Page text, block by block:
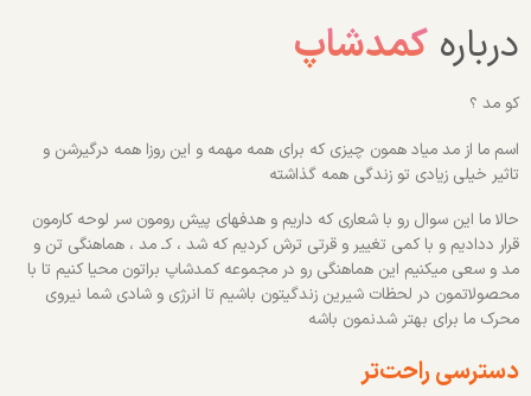
درباره کمدشاپ
کو مد ؟
اسم ما از مد میاد همون چیزی که برای همه مهمه و این روزا همه درگیرشن و
تاثیر خیلی زیادی تو زندگی همه گذاشته
حالا ما این سوال رو با شعاری که داریم و هدفهای پیش رومون سر لوحه کارمون
قرار ددادیم و با کمی تغییر و قرتی ترش کردیم که شد ، کـ مد ، هماهنگی تن و
مد و سعی میکنیم این هماهنگی رو در مجموعه کمدشاپ براتون محیا کنیم تا با
محصولاتمون در لحظات شیرین زندگیتون باشیم تا انرژی و شادی شما نیروی
محرک ما برای بهتر شدنمون باشه
دسترسی راحت‌تر